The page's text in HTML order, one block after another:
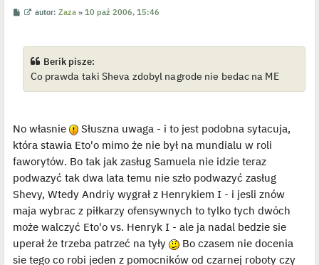
P
W
i
e
t
l
o
y
c
z
y
p
s
autor:Zaza »10 paź 2006, 15:46
Berik pisze:
Co prawda taki Sheva zdobyl nagrode nie bedac na ME
No własnie
Słuszna uwaga - i to jest podobna sytacuja,
która stawia Eto'o mimo że nie był na mundialu w roli
faworytów. Bo tak jak zasług Samuela nie idzie teraz
podwazyć tak dwa lata temu nie szło podwazyć zasług
Shevy, Wtedy Andriy wygrał z Henrykiem I - i jesli znów
maja wybrac z piłkarzy ofensywnych to tylko tych dwóch
może walczyć Eto'o vs. Henryk I - ale ja nadal bedzie sie
uperał że trzeba patrzeć na tyły
Bo czasem nie docenia
sie tego co robi jeden z pomocników od czarnej roboty czy